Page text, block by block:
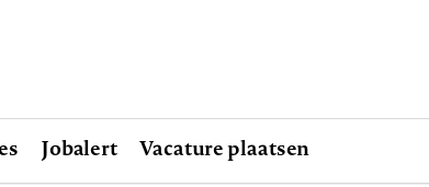
Jobalert Vacature plaatsen